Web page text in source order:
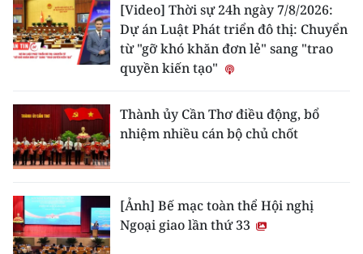
[Video] Thời sự 24h ngày 7/8/2026:
Dự án Luật Phát triển đô thị: Chuyển
từ "gỡ khó khăn đơn lẻ" sang "trao
quyền kiến tạo"
Thành ủy Cần Thơ điều động, bổ
nhiệm nhiều cán bộ chủ chốt
[Ảnh] Bế mạc toàn thể Hội nghị
Ngoại giao lần thứ 33